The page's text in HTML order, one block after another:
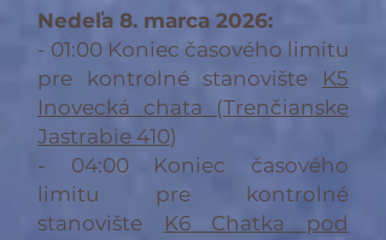
Nedeľa 8. marca 2026:
- 01:00 Koniec časového limitu
pre kontrolné stanovište K5
Inovecká chata (Trenčianske
Jastrabie 410)
- 04:00 Koniec časového
limitu pre kontrolné
stanovište
K6 Chatka pod